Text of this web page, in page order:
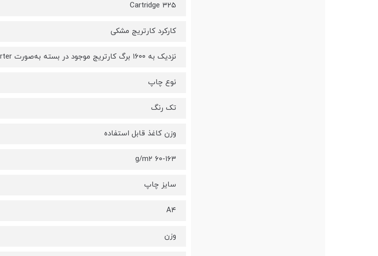
Cartridge ۳۲۵
کارکرد کارتریج مشکی
نزدیک به ۱۶۰۰ برگ کارتریج موجود در بسته به‌صورت Starter بوده و میزان کمتری را چاپ می‌کند.
نوع چاپ
تک رنگ
وزن کاغذ قابل استفاده
۶۰-۱۶۳ g/m۲
سایز چاپ
A۴
وزن